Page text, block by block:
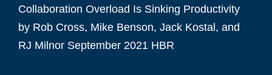
Collaboration Overload Is Sinking Productivity
by Rob Cross, Mike Benson, Jack Kostal, and
RJ Milnor September 2021 HBR